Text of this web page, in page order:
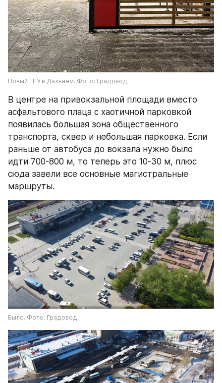
Новый ТПУ в Дальнем. Фото: Градовод
В центре на привокзальной площади вместо
асфальтового плаца с хаотичной парковкой
появилась большая зона общественного
транспорта, сквер и небольшая парковка. Если
раньше от автобуса до вокзала нужно было
идти 700-800 м, то теперь это 10-30 м, плюс
сюда завели все основные магистральные
маршруты.
Было. Фото: Градовод